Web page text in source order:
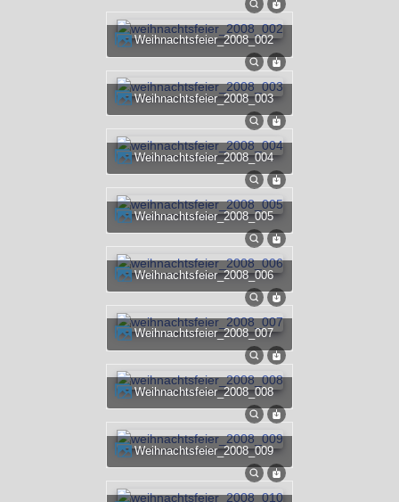
weihnachtsfeier_2008_002
weihnachtsfeier_2008_003
weihnachtsfeier_2008_004
weihnachtsfeier_2008_005
weihnachtsfeier_2008_006
weihnachtsfeier_2008_007
weihnachtsfeier_2008_008
weihnachtsfeier_2008_009